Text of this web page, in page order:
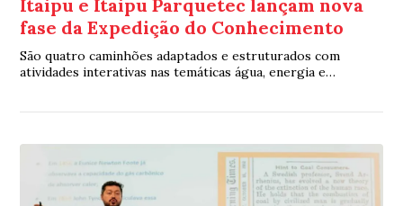
Itaipu e Itaipu Parquetec lançam nova
fase da Expedição do Conhecimento
São quatro caminhões adaptados e estruturados com
atividades interativas nas temáticas água, energia e